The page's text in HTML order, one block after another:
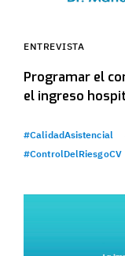
ENTREVISTA
Programar el
el ingreso
#CalidadAsistencial
#ControlDelRiesgoCV